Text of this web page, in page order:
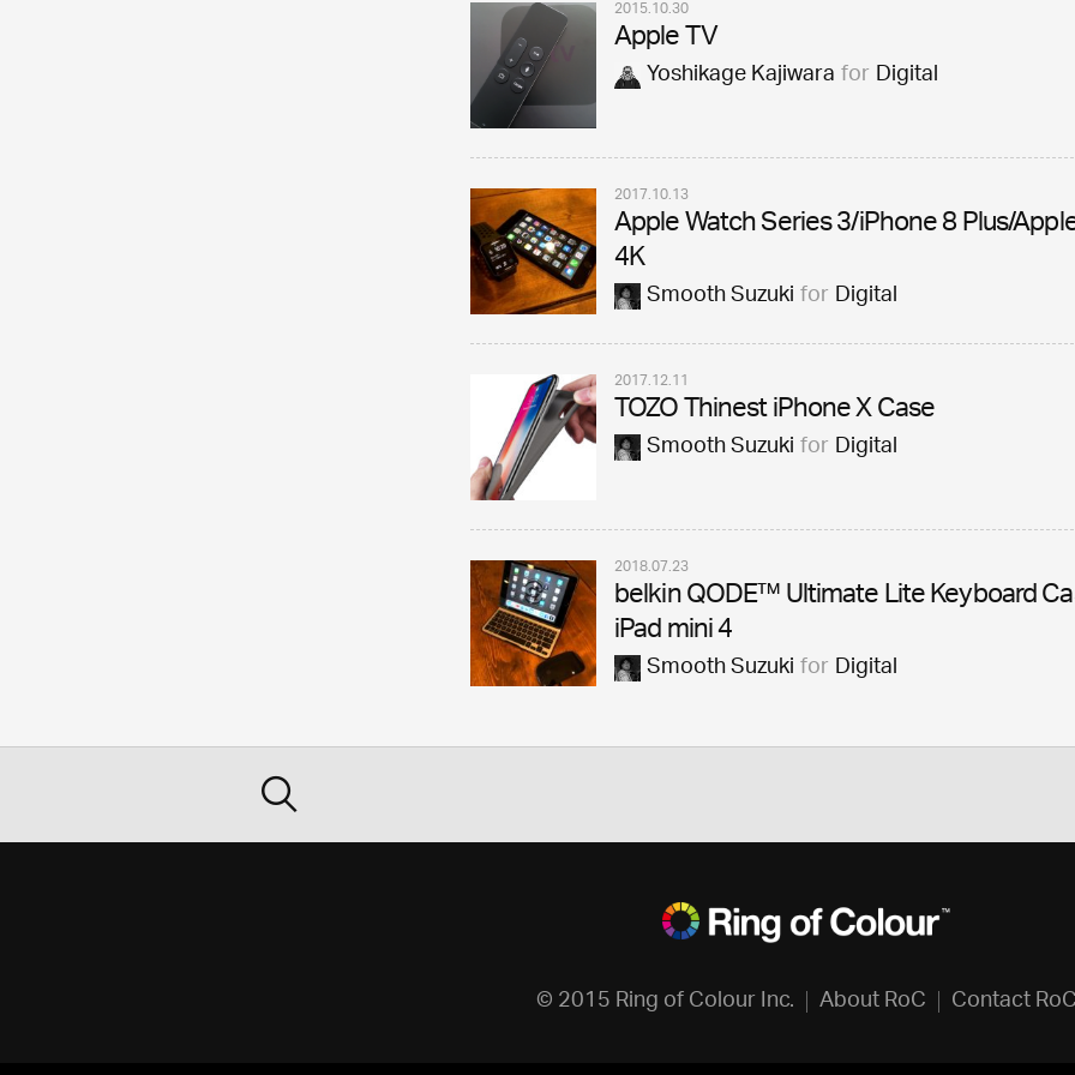
2015.10.30
Apple TV
Yoshikage KajiwaraforDigital
2017.10.13
Apple Watch Series 3/iPhone 8 Plus/
4K
Smooth SuzukiforDigital
2017.12.11
TOZO Thinest iPhone X Case
Smooth SuzukiforDigital
2018.07.23
belkin QODE™ Ultimate Lite Keyboard
iPad mini 4
Smooth SuzukiforDigital
© 2015 Ring of Colour Inc. About RoC Contact